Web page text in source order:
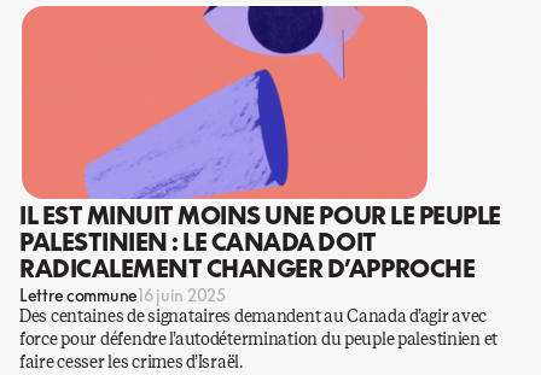
IL EST MINUIT MOINS UNE POUR LE PEUPLE
PALESTINIEN : LE CANADA DOIT
RADICALEMENT CHANGER D’APPROCHE
Lettre commune16 juin 2025
Des centaines de signataires demandent au Canada d’agir avec
force pour défendre l’autodétermination du peuple palestinien et
faire cesser les crimes d’Israël.